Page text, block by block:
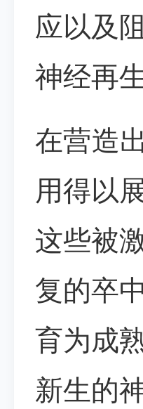
应以及
神经再
在营造
用得以
这些被
复的卒
育为成
新生的